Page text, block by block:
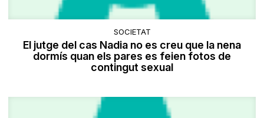
SOCIETAT
El jutge del cas Nadia no es creu que la nena
dormís quan els pares es feien fotos de
contingut sexual